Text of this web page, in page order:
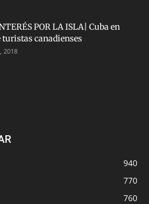
POR LA ISLA| Cuba en
turistas canadienses
2018
940
770
760